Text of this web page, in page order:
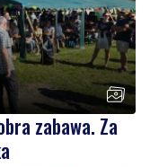
zabawa. Za